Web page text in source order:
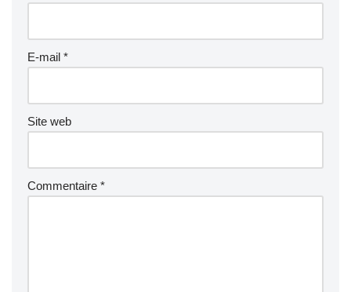
E-mail *
Site web
Commentaire *